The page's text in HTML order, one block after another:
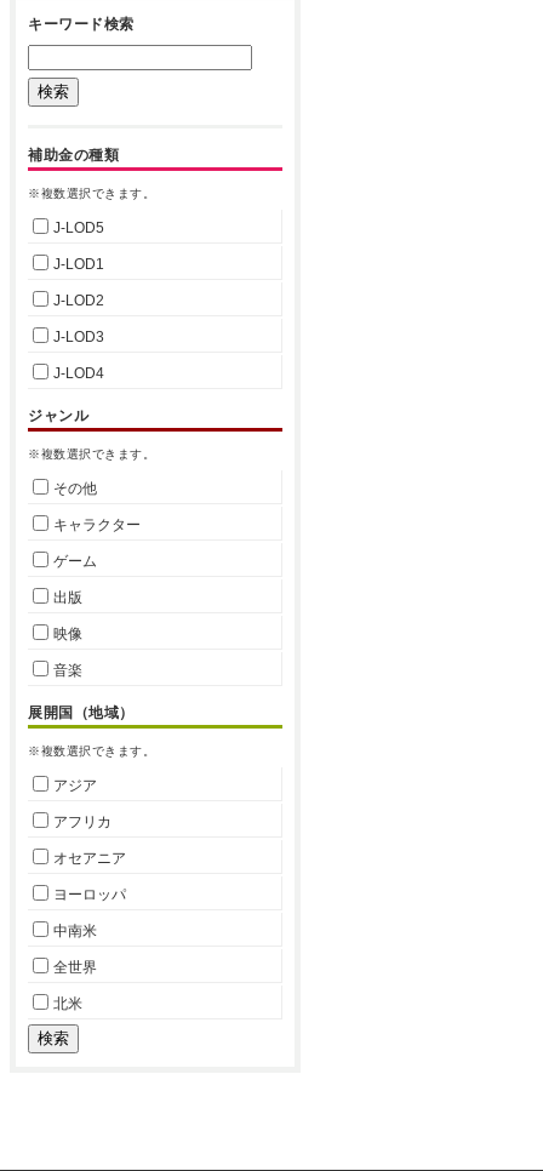
キーワード検索
補助金の種類
※複数選択できます。
J-LOD5
J-LOD1
J-LOD2
J-LOD3
J-LOD4
ジャンル
※複数選択できます。
その他
キャラクター
ゲーム
出版
映像
音楽
展開国（地域）
※複数選択できます。
アジア
アフリカ
オセアニア
ヨーロッパ
中南米
全世界
北米